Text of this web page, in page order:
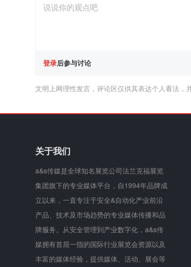
登录后参与讨论
文明上网理性发言，评论区仅供其表达个人看法，
关于我们
a&s传媒是全球知名展览公司法兰克福展览
集团旗下的专业媒体平台，自1994年品牌成
立以来，一直专注于安全&自动化产业前沿
产品、技术及市场趋势的专业媒体传播和品
牌服务。从安全管理到产业数字化，a&s传
媒拥有首屈一指的国际行业展览会资源以及
丰富的媒体经验，提供媒体、活动、展会等